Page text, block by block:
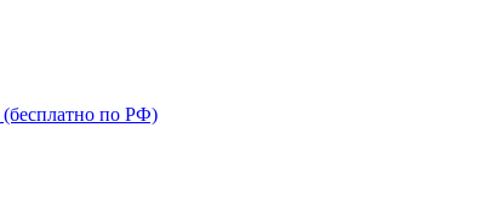
(бесплатно по РФ)